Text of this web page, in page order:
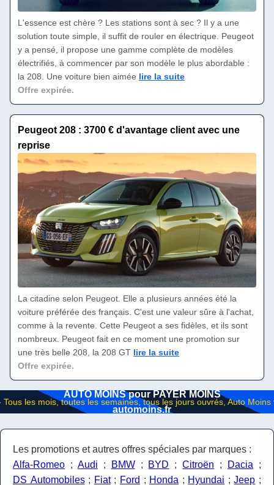
L'essence est chère ? Les stations sont à sec ? Il y a une
solution toute simple, il suffit de rouler en électrique. Peugeot
y a pensé, il propose une gamme complète de modèles
électrifiés, à commencer par son modèle le plus abordable :
la 208. Une voiture bien aimée lire la suite
Offre expirée.
Peugeot 208 : 3700 € d'avantage client avec une
reprise
La citadine selon Peugeot. Elle a plusieurs années été la
voiture préférée des français. C'est une valeur sûre à l'achat,
comme à la revente. Cette Peugeot a ses fidèles, et ils sont
nombreux. Peugeot fait en ce moment une promotion sur
une très belle 208, la 208 GT lire la suite
Offre expirée.
AUTO MOINS pour PAYER MOINS
automoins.fr
Les promotions et autres offres spéciales par marques :
Alfa-Romeo ; Audi ; BMW; BYD ;Citroën ; Dacia ;
DS Automobiles; Fiat; Ford ; Honda ; Hyundai ;Jeep ;